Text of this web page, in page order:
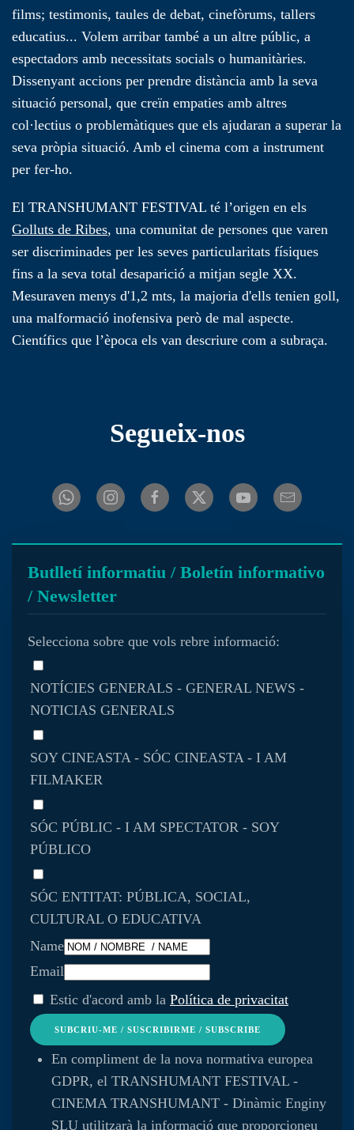
films; testimonis, taules de debat, cinefòrums, tallers
educatius... Volem arribar també a un altre públic, a
espectadors amb necessitats socials o humanitàries.
Dissenyant accions per prendre distància amb la seva
situació personal, que creïn empaties amb altres
col·lectius o problemàtiques que els ajudaran a superar la
seva pròpia situació. Amb el cinema com a instrument
per fer-ho.
El TRANSHUMANT FESTIVAL té l’origen en els
Golluts de Ribes, una comunitat de persones que varen
ser discriminades per les seves particularitats físiques
fins a la seva total desaparició a mitjan segle XX.
Mesuraven menys d'1,2 mts, la majoria d'ells tenien goll,
una malformació inofensiva però de mal aspecte.
Científics que l’època els van descriure com a subraça.
Segueix-nos
Butlletí informatiu / Boletín informativo
/ Newsletter
Selecciona sobre que vols rebre informació:
NOTÍCIES GENERALS - GENERAL NEWS -
NOTICIAS GENERALS
SOY CINEASTA - SÓC CINEASTA - I AM
FILMAKER
SÓC PÚBLIC - I AM SPECTATOR - SOY
PÚBLICO
SÓC ENTITAT: PÚBLICA, SOCIAL,
CULTURAL O EDUCATIVA
Name
Email
Estic d'acord amb la Política de privacitat
SUBCRIU-ME / SUSCRIBIRME / SUBSCRIBE
En compliment de la nova normativa europea
GDPR, el TRANSHUMANT FESTIVAL -
CINEMA TRANSHUMANT - Dinàmic Enginy
SLU utilitzarà la informació que proporcioneu